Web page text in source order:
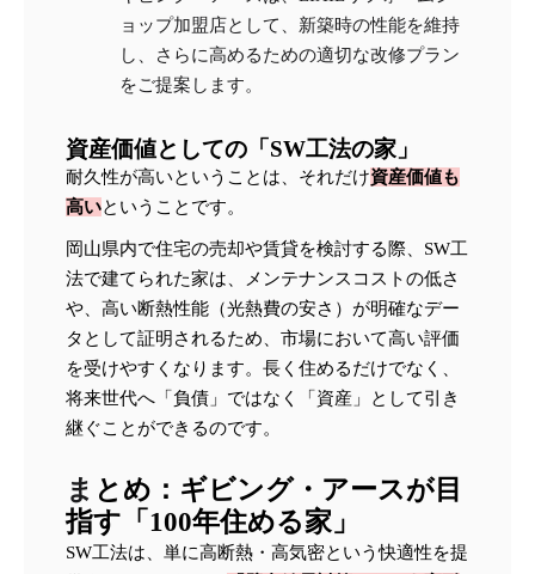
ョップ加盟店として、新築時の性能を維持
し、さらに高めるための適切な改修プラン
をご提案します。
資産価値としての「SW工法の家」
耐久性が高いということは、それだけ資産価値も
高いということです。
岡山県内で住宅の売却や賃貸を検討する際、SW工
法で建てられた家は、メンテナンスコストの低さ
や、高い断熱性能（光熱費の安さ）が明確なデー
タとして証明されるため、市場において高い評価
を受けやすくなります。長く住めるだけでなく、
将来世代へ「負債」ではなく「資産」として引き
継ぐことができるのです。
ま とめ：ギビング・アースが目
指す「100年住める家」
SW工法は、単に高断熱・高気密という快適性を提